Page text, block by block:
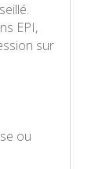
EPI,
sur
ou